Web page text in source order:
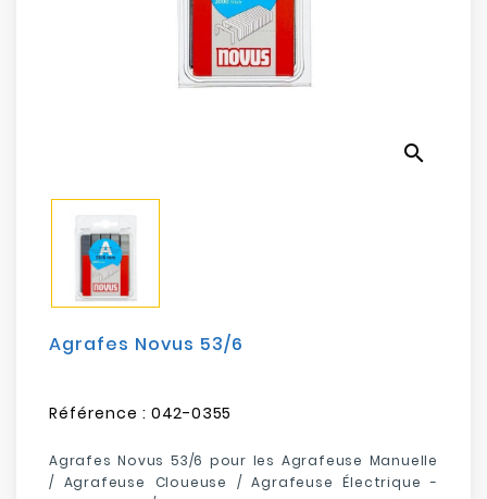
Sécurité
Mobilités
search
Agrafes Novus 53/6
Référence : 042-0355
AgrafesNovus 53/6 pour les Agrafeuse Manuelle
/ Agrafeuse Cloueuse / Agrafeuse Électrique -